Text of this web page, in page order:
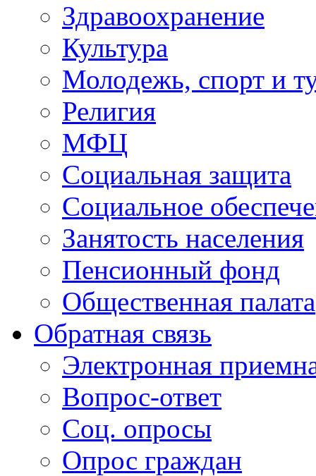
Здравоохранение
Культура
Молодежь, спорт и
Религия
МФЦ
Социальная защита
Социальное
Занятость населения
Пенсионный фонд
Общественная палата
Обратная связь
Электронная
Вопрос-ответ
Соц. опросы
Опрос граждан